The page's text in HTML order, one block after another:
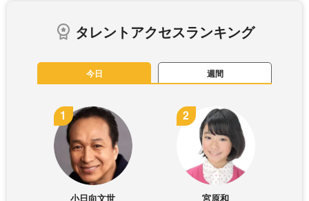
タレントアクセスランキング
今日 週間
小日向文世 宮原和